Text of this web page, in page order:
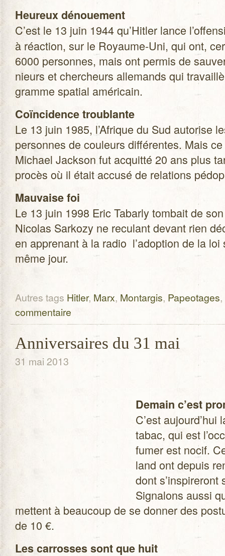
Heu­reux dénoue­ment
C’est le 13 juin 1944 qu’Hitler lance
à réac­tion, sur le Royaume-Uni, qui ont,
6000 per­sonnes, mais ont per­mis de
nieurs et cher­cheurs alle­mands qui
gramme spa­tial américain.
Coïn­ci­dence trou­blante
Le 13 juin 1985, l’Afrique du Sud auto­rise
per­sonnes de cou­leurs dif­fé­rentes. Mais
Michael Jack­son fut acquitté 20 ans plus
pro­cès où il était accusé de rela­tions
Mau­vaise foi
Le 13 juin 1998 Eric Tabarly tom­bait de
Nico­las Sar­kozy ne recu­lant devant rien
en appre­nant à la radio l’adoption de la
même jour.
Autres tags Hitler, Marx, Montargis, Papeotages,
commentaire
Anniversaires du 31 mai
31 mai 2013
Demain c’est
C’est
tabac, qui est
fumer est nocif.
land ont depuis
dont
Signa­lons aussi
mettent à beau­coup de se don­ner des
de 10 €.
Les car­rosses sont que huit